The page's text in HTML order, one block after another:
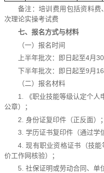
备注：培训费用包括资料
次理论实操考试费
七、报名方式与材料
（一）报名时间
上半年批次：即日起至4月
下半年批次：即日起至9月16
（二）报名材料
1. 《职业技能等级认定个人
公章）；
2. 身份证复印件（正反面）；
3. 学历证书复印件（通过学
4. 现有职业资格证书（技
价工作网核验）；
5. 社保证明或劳动合同、单